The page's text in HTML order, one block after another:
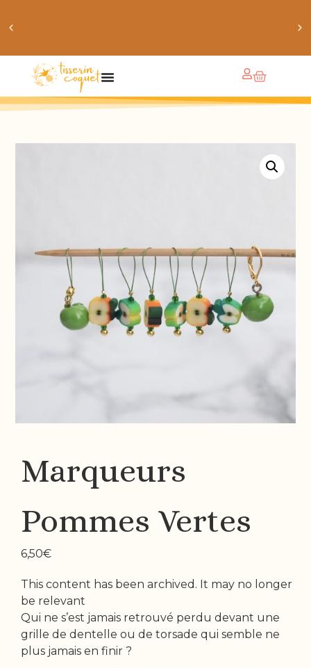
obtiens 20% de réduction sur ton prochain achat de
Marqueurs
Pommes Vertes
6,50€
This content has been archived. It may no longer
be relevant
Qui ne s’est jamais retrouvé perdu devant une
grille de dentelle ou de torsade qui semble ne
plus jamais en finir ?